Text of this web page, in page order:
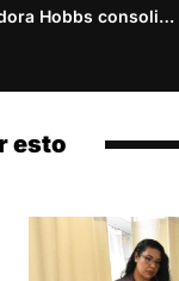
Gobernador Durazo y Gobernadora Hobbs consolidan megarregión con visión de futuro
esto